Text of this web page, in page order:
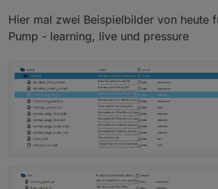
Hier mal zwei Beispielbilder von heute
Pump - learning, live und pressure